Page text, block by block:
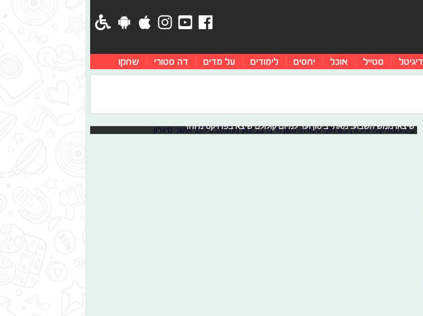
דיגיטל סטייל אוכל יחסים לימודים על מדים דה סטורי שחקו
שיצאו ממש השבוע. מאתי ביטון ועד למיזם קולולם שיצא בפרויקט מיוחד